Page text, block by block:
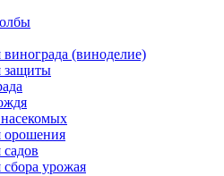
(виноделие)
защиты
орошения
урожая